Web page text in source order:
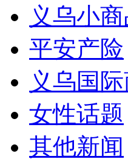
义乌小
平安产险
义乌国
女性话题
其他新闻